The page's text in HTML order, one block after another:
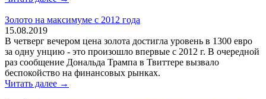
Золото на максимуме с 2012 года
15.08.2019
В четверг вечером цена золота достигла уровень в 1300 евро
за одну унцию - это произошло впервые с 2012 г. В очередной
раз сообщение Дональда Трампа в Твиттере вызвало
беспокойство на финансовых рынках.
Читать далее →